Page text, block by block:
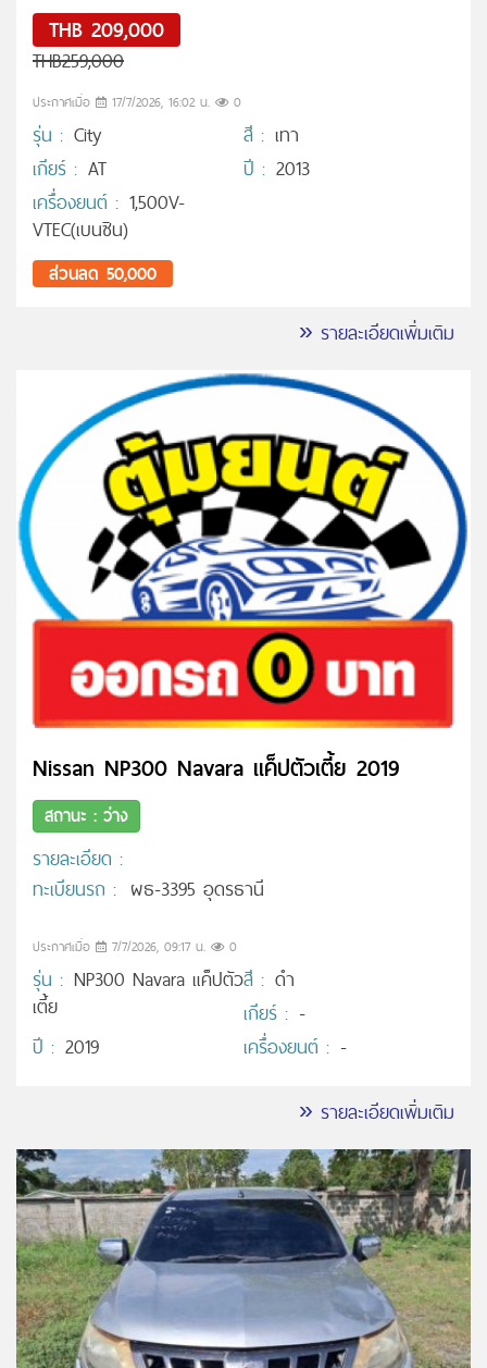
THB 209,000
THB259,000
ประกาศเมื่อ 17/7/2026, 16:02 น. 0
รุ่น : City สี : เทา
เกียร์ : AT ปี : 2013
เครื่องยนต์ : 1,500V-
VTEC(เบนซิน)
ส่วนลด 50,000
» รายละเอียดเพิ่มเติม
Nissan NP300 Navara แค็ปตัวเตี้ย 2019
สถานะ : ว่าง
รายละเอียด :
ทะเบียนรถ : ผธ-3395 อุดรธานี
ประกาศเมื่อ 7/7/2026, 09:17 น. 0
รุ่น : NP300 Navara แค็ปตัว
เตี้ย
สี : ดำ
เกียร์ : -
ปี : 2019 เครื่องยนต์ : -
» รายละเอียดเพิ่มเติม